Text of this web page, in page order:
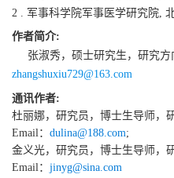
2 . 军事科学院军事医学研究院,
作者简介:
张淑秀，硕士研究生，研究方
zhangshuxiu729@163.com
通讯作者:
杜丽娜，研究员，博士生导师，
Email： dulina@188.com;
金义光，研究员，博士生导师，
Email： jinyg@sina.com